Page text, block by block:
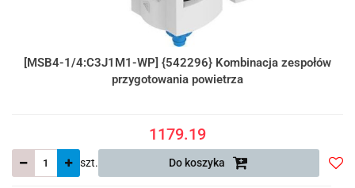
[MSB4-1/4:C3J1M1-WP] {542296} Kombinacja zespołów
przygotowania powietrza
1179.19
szt. Do koszyka